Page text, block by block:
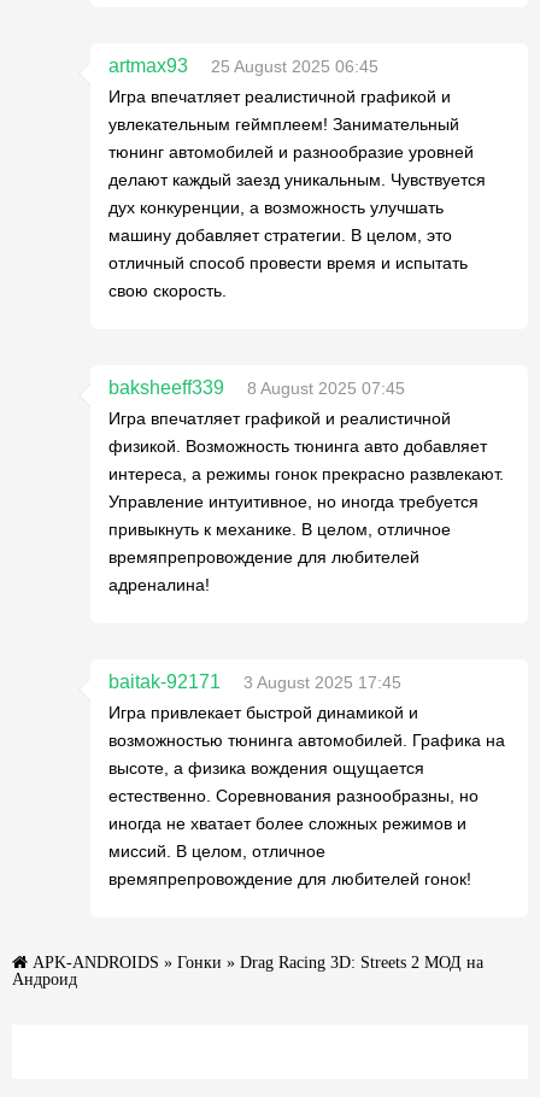
artmax93
25 August 2025 06:45
Игра впечатляет реалистичной графикой и
увлекательным геймплеем! Занимательный
тюнинг автомобилей и разнообразие уровней
делают каждый заезд уникальным. Чувствуется
дух конкуренции, а возможность улучшать
машину добавляет стратегии. В целом, это
отличный способ провести время и испытать
свою скорость.
baksheeff339
8 August 2025 07:45
Игра впечатляет графикой и реалистичной
физикой. Возможность тюнинга авто добавляет
интереса, а режимы гонок прекрасно развлекают.
Управление интуитивное, но иногда требуется
привыкнуть к механике. В целом, отличное
времяпрепровождение для любителей
адреналина!
baitak-92171
3 August 2025 17:45
Игра привлекает быстрой динамикой и
возможностью тюнинга автомобилей. Графика на
высоте, а физика вождения ощущается
естественно. Соревнования разнообразны, но
иногда не хватает более сложных режимов и
миссий. В целом, отличное
времяпрепровождение для любителей гонок!
APK-ANDROIDS » Гонки » Drag Racing 3D: Streets 2 МОД на
Андроид